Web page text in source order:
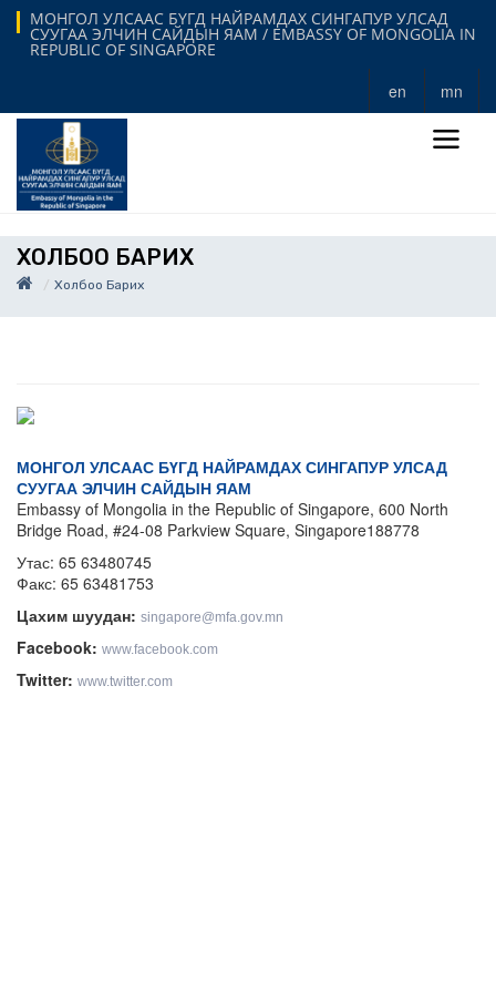
МОНГОЛ УЛСААС БҮГД НАЙРАМДАХ СИНГАПУР УЛСАД
СУУГАА ЭЛЧИН САЙДЫН ЯАМ / EMBASSY OF MONGOLIA IN
REPUBLIC OF SINGAPORE
en mn
ХОЛБОО БАРИХ
Холбоо Барих
МОНГОЛ УЛСААС БҮГД НАЙРАМДАХ СИНГАПУР УЛСАД
СУУГАА ЭЛЧИН САЙДЫН ЯАМ
Embassy of Mongolia in the Republic of Singapore, 600 North
Bridge Road, #24-08 Parkview Square, Singapore188778
Утас: 65 63480745
Факс: 65 63481753
Цахим шуудан: singapore@mfa.gov.mn
Facebook: www.facebook.com
Twitter: www.twitter.com